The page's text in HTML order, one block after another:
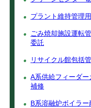
プラント維持管理
ごみ焼却施設運転
委託
リサイクル館包括
A系供給フィーダ
補修
B系溶融炉ボイラ